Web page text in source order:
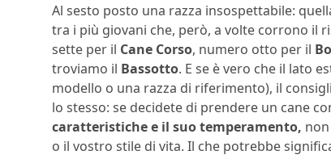
Al sesto posto una razza insospettabile:
tra i più giovani che, però, a volte corrono il
sette per il Cane Corso, numero otto per il
troviamo il Bassotto. E se è vero che il lato
modello o una razza di riferimento), il
lo stesso: se decidete di prendere un cane
caratteristiche e il suo temperamento,
o il vostro stile di vita. Il che potrebbe